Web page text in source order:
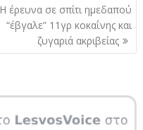
Η έρευνα σε σπίτι ημεδαπού
“έβγαλε” 11γρ κοκαΐνης και
ζυγαριά ακριβείας